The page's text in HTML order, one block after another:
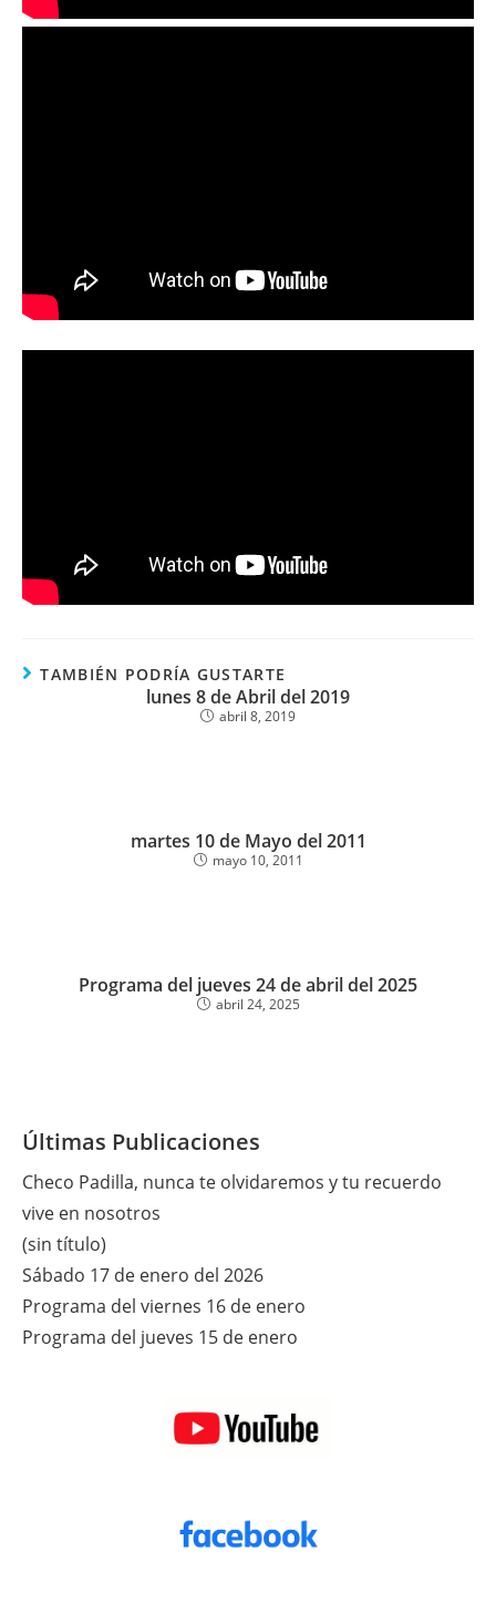
TAMBIÉN PODRÍA GUSTARTE
lunes 8 de Abril del 2019
abril 8, 2019
martes 10 de Mayo del 2011
mayo 10, 2011
Programa del jueves 24 de abril del 2025
abril 24, 2025
Últimas Publicaciones
Checo Padilla, nunca te olvidaremos y tu recuerdo
vive en nosotros
(sin título)
Sábado 17 de enero del 2026
Programa del viernes 16 de enero
Programa del jueves 15 de enero